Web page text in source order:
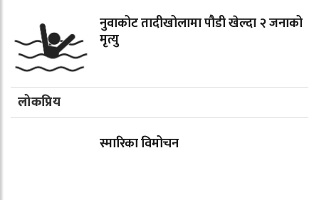
नुवाकोट तादीखोलामा पौडी खेल्दा २ जनाको
मृत्यु
लोकप्रिय
स्मारिका विमोचन